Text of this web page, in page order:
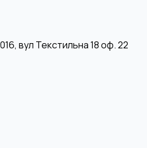
вул Текстильна 18 оф. 22